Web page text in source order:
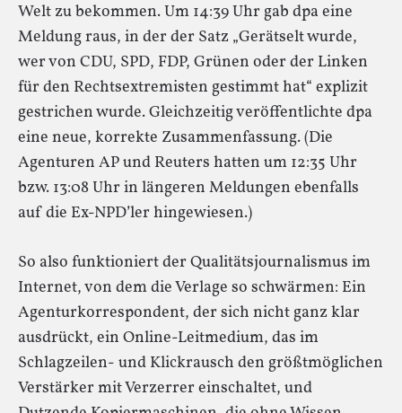
Welt zu bekommen. Um 14:39 Uhr gab dpa eine
Meldung raus, in der der Satz „Gerätselt wurde,
wer von CDU, SPD, FDP, Grünen oder der Linken
für den Rechtsextremisten gestimmt hat“ explizit
gestrichen wurde. Gleichzeitig veröffentlichte dpa
eine neue, korrekte Zusammenfassung. (Die
Agenturen AP und Reuters hatten um 12:35 Uhr
bzw. 13:08 Uhr in längeren Meldungen ebenfalls
auf die Ex-NPD’ler hingewiesen.)
So also funktioniert der Qualitätsjournalismus im
Internet, von dem die Verlage so schwärmen: Ein
Agenturkorrespondent, der sich nicht ganz klar
ausdrückt, ein Online-Leitmedium, das im
Schlagzeilen- und Klickrausch den größtmöglichen
Verstärker mit Verzerrer einschaltet, und